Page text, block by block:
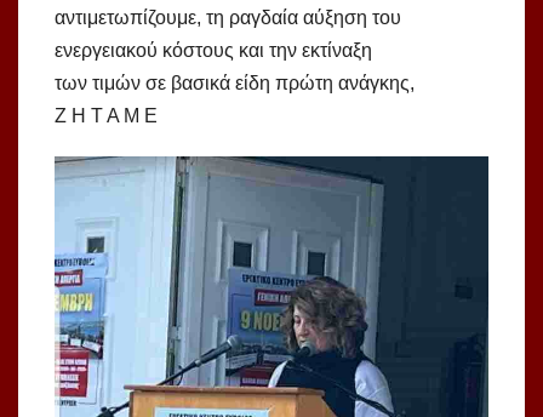
αντιμετωπίζουμε, τη ραγδαία αύξηση του
ενεργειακού κόστους και την εκτίναξη
των τιμών σε βασικά είδη πρώτη ανάγκης,
Ζ Η Τ Α Μ Ε